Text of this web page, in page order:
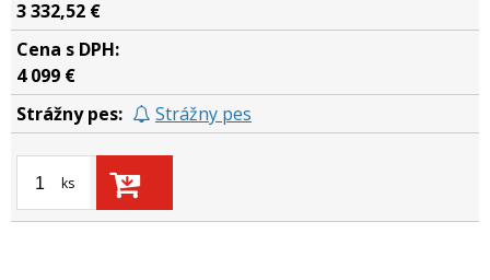
3 332,52 €
4 099 €
Strážny pes
ks